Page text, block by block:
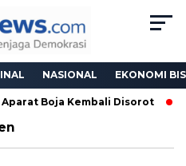
NASIONAL EKONOMI
Boja Kembali Disorot